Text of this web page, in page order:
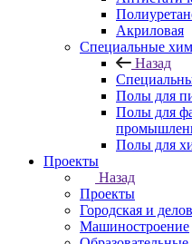
Акриловая
Специальные
Назад
Полы для
Полы для
Полы для
Проекты
Назад
Проекты
Городская и
Машиностроение